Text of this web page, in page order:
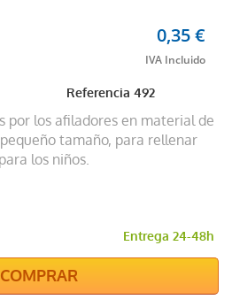
Referencia492
0,35 €
por los afiladores en material de
tamaño, para rellenar
los niños.
Entrega 24-48h
COMPRAR